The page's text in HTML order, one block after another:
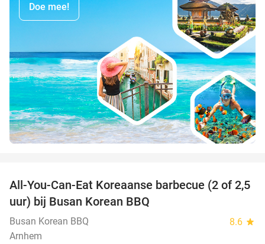
Doe mee!
30%
All-You-Can-Eat Koreaanse barbecue (2 of 2,5
uur) bij Busan Korean BBQ
Busan Korean BBQ 8.6 star
Arnhem